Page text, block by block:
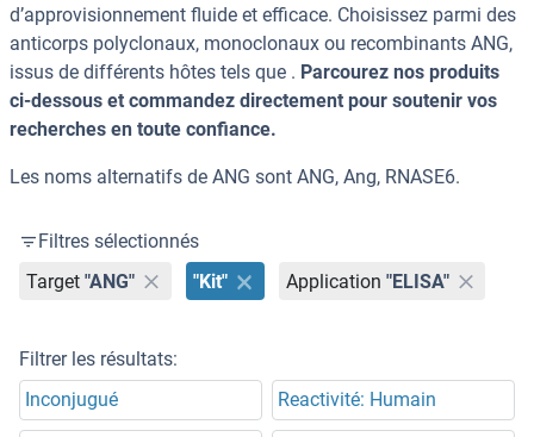
d’approvisionnement fluide et efficace. Choisissez parmi des
anticorps polyclonaux, monoclonaux ou recombinants ANG,
issus de différents hôtes tels que . Parcourez nos produits
ci-dessous et commandez directement pour soutenir vos
recherches en toute confiance.
Les noms alternatifs de ANG sont ANG, Ang, RNASE6.
Filtres sélectionnés
Target "ANG" "Kit" Application "ELISA"
Filtrer les résultats:
Inconjugué
Reactivité: Humain